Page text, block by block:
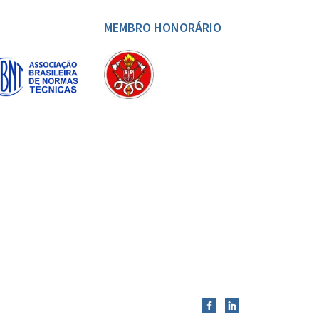
MEMBRO HONORÁRIO